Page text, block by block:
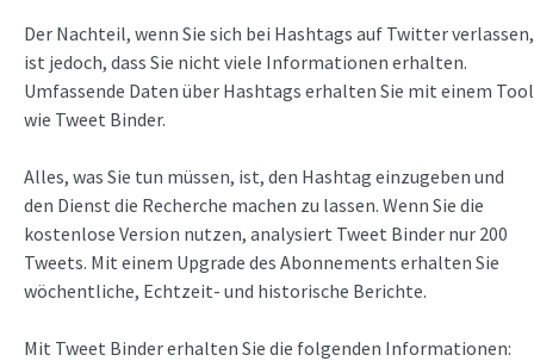
Der Nachteil, wenn Sie sich bei Hashtags auf Twitter verlassen,
ist jedoch, dass Sie nicht viele Informationen erhalten.
Umfassende Daten über Hashtags erhalten Sie mit einem Tool
wie Tweet Binder.
Alles, was Sie tun müssen, ist, den Hashtag einzugeben und
den Dienst die Recherche machen zu lassen. Wenn Sie die
kostenlose Version nutzen, analysiert Tweet Binder nur 200
Tweets. Mit einem Upgrade des Abonnements erhalten Sie
wöchentliche, Echtzeit- und historische Berichte.
Mit Tweet Binder erhalten Sie die folgenden Informationen: